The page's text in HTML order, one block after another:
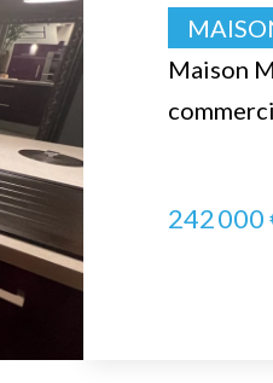
Maison
242 000